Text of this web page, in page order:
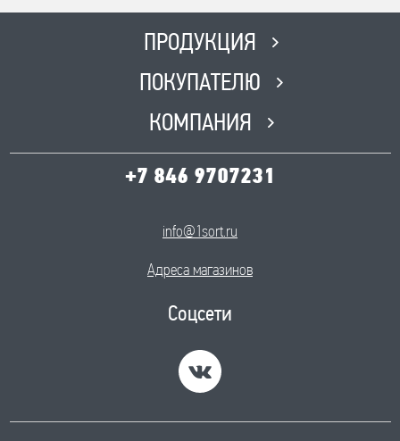
ПРОДУКЦИЯ
ПОКУПАТЕЛЮ
КОМПАНИЯ
+7 846 9707231
info@1sort.ru
Адреса магазинов
Соцсети